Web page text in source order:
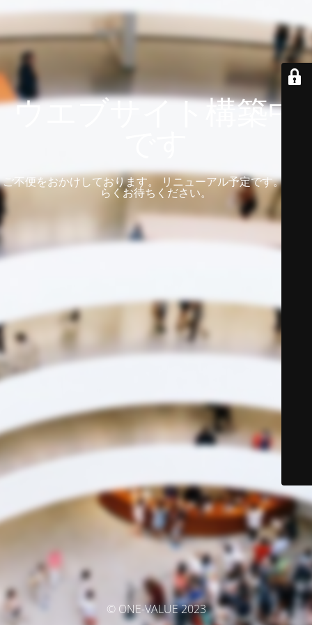
ウエブサイト構築中
ご不便をおかけしております。 リニューアル予定です。 しば
らくお待ちください。
© ONE-VALUE 2023